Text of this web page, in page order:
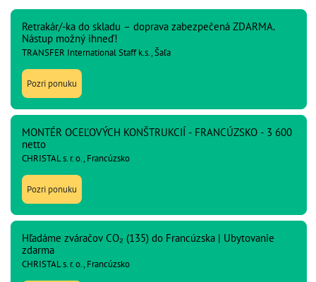
Retrakár/-ka do skladu – doprava zabezpečená ZDARMA.
Nástup možný ihneď!
TRANSFER International Staff k.s., Šaľa
Pozri ponuku
MONTÉR OCEĽOVÝCH KONŠTRUKCIÍ - FRANCÚZSKO - 3 600
netto
CHRISTAL s. r. o., Francúzsko
Pozri ponuku
Hľadáme zváračov CO₂ (135) do Francúzska | Ubytovanie
zdarma
CHRISTAL s. r. o., Francúzsko